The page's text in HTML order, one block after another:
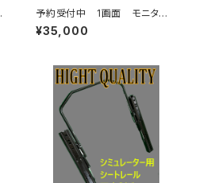
予約受付中 1画面 モニター
ベースブラケットセット
¥35,000